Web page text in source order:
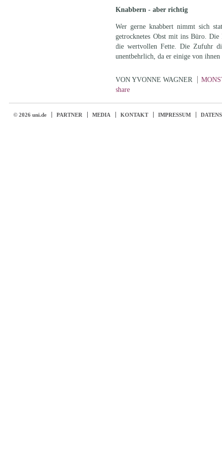
Knabbern - aber richtig
Wer gerne knabbert nimmt sich
getrocknetes Obst mit ins Büro. Die
die wertvollen Fette. Die Zufuhr
unentbehrlich, da er einige von
VON YVONNE WAGNER
share
© 2026 uni.de PARTNER MEDIA KONTAKT IMPRESSUM